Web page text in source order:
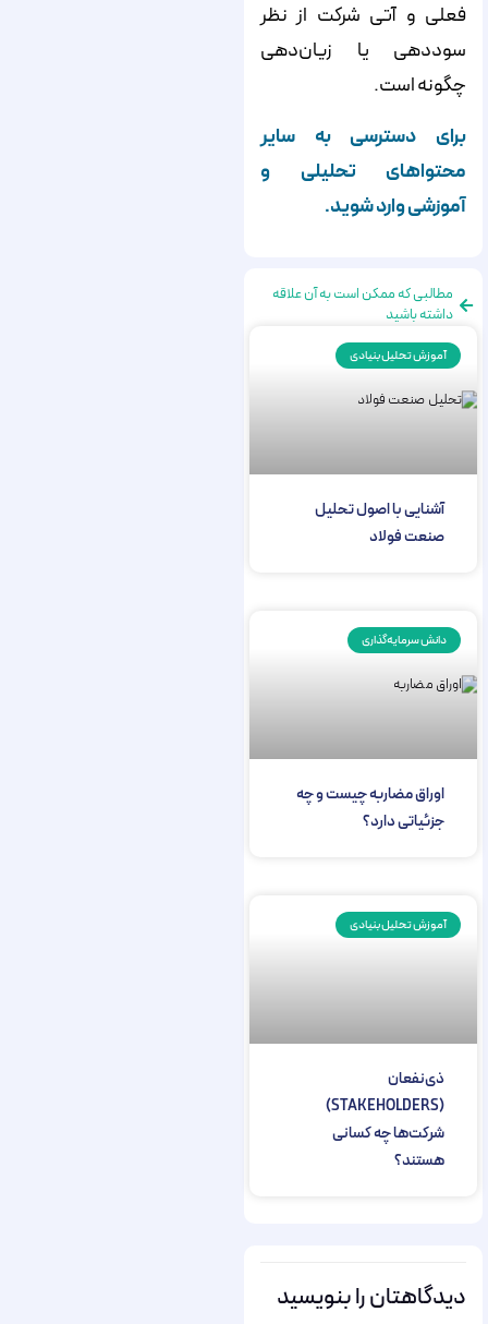
فعلی و آتی شرکت از نظر
سوددهی یا زیان‌دهی
چگونه است.
برای دسترسی به سایر
محتواهای تحلیلی و
آموزشی وارد شوید.
مطالبی که ممکن است به آن علاقه
داشته باشید
آموزش تحلیل بنیادی
آشنایی با اصول تحلیل
صنعت فولاد
دانش سرمایه‌گذاری
اوراق مضاربه چیست و چه
جزئیاتی دارد؟
آموزش تحلیل بنیادی
ذی‌نفعان
(STAKEHOLDERS)
شرکت‌ها چه کسانی
هستند؟
دیدگاهتان را بنویسید